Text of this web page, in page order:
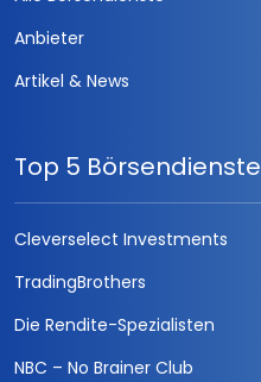
Anbieter
Artikel & News
Top 5 Börsendienste
Cleverselect Investments
TradingBrothers
Die Rendite-Spezialisten
NBC – No Brainer Club